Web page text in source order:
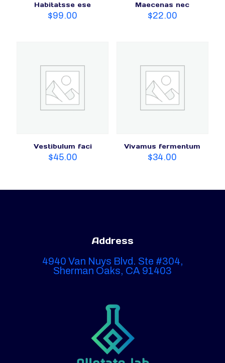
Habitatsse ese
$99.00
Maecenas nec
$22.00
Vestibulum faci
$45.00
Vivamus fermentum
$34.00
Address
4940 Van Nuys Blvd. Ste #304,
Sherman Oaks, CA 91403